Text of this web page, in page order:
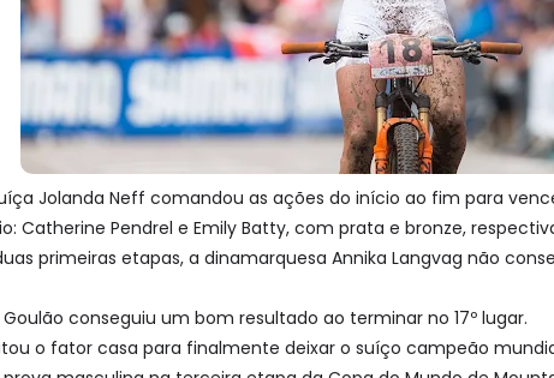
Jolanda Neff comandou as ações do início ao fim para
Catherine Pendrel e Emily Batty, com prata e bronze,
primeiras etapas, a dinamarquesa Annika Langvag não
Goulão conseguiu um bom resultado ao terminar no 17º lugar.
o fator casa para finalmente deixar o suíço campeão